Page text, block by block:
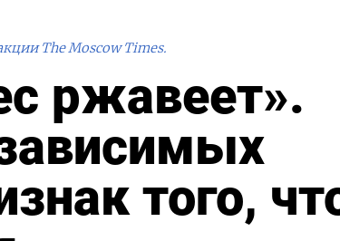
The Moscow Times.
ржавеет».
того,